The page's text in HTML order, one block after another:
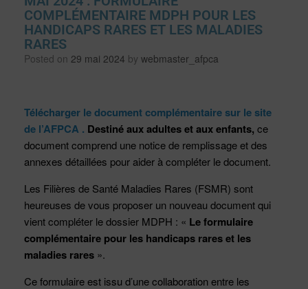
COMPLÉMENTAIRE MDPH POUR LES
HANDICAPS RARES ET LES MALADIES
RARES
Posted on 29 mai 2024 by webmaster_afpca
Télécharger le document complémentaire sur le site
de l’AFPCA . Destiné aux adultes et aux enfants, ce
document comprend une notice de remplissage et des
annexes détaillées pour aider à compléter le document.
Les Filières de Santé Maladies Rares (FSMR) sont
heureuses de vous proposer un nouveau document qui
vient compléter le dossier MDPH : « Le formulaire
complémentaire pour les handicaps rares et les
maladies rares ».
Ce formulaire est issu d’une collaboration entre les